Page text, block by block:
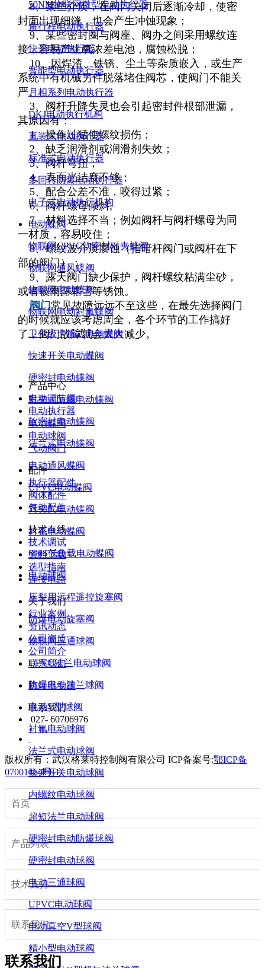
50NM物联网微型电动执行器
角行程电动执行器
快开电动执行器
智能型电动执行器
月相系列电动执行器
DKJ电动执行机构
直装式电动执行器
标准式电动执行器
多回转防爆电动执行器
电子式电动执行机构
电动蝶阀
物联网CPVC软密封对夹蝶阀
物联网通风蝶阀
物联网电动蝶阀
物联网电动衬氟蝶阀
卫生级卡箍式电动蝶阀
快速开关电动蝶阀
硬密封电动蝶阀
对夹式防爆电动蝶阀
软密封电动蝶阀
法兰式电动蝶阀
电动通风蝶阀
UPVC电动蝶阀
对夹式电动蝶阀
衬氟电动蝶阀
600S低负载电动蝶阀
电动球阀
压裂用远程遥控旋塞阀
防爆电动旋塞阀
物联网三通球阀
UPVC法兰电动球阀
防爆电动法兰球阀
电动V型球阀
衬氟电动球阀
法兰式电动球阀
快速开关电动球阀
内螺纹电动球阀
超短法兰电动球阀
硬密封电动防爆球阀
硬密封电动球阀
电动三通球阀
UPVC电动球阀
电动真空V型球阀
精小型电动球阀
8、某些介质，在阀门关闭后逐渐冷却，使密
封面出现细缝，也会产生冲蚀现象；
9、某些密封圈与阀座、阀办之间采用螺纹连
接，容易产生氧浓差电池，腐蚀松脱；
10、因焊渣、铁锈、尘土等杂质嵌入，或生产
系统中有机械另件脱落堵住阀芯，使阀门不能关
严。
3、阀杆升降失灵也会引起密封件根部泄漏，
其原因有：
1、操作过猛使螺纹损伤；
2、缺乏润滑剂或润滑剂失效；
3、阀杆弯扭；
4、表面光洁度不够；
5、配合公差不准，咬得过紧；
6、阀杆螺母倾斜;
7、材料选择不当；例如阀杆与阀杆螺母为同
一材质，容易咬住；
8、螺纹波介质腐蚀（指暗杆阀门或阀杆在下
部的阀门）；
9、露天阀门缺少保护，阀杆螺纹粘满尘砂，
或者被雨露霜雪等锈蚀。
阀门常见故障远远不至这些，在最先选择阀门
的时候就应该考虑周全，各个环节的工作搞好
了，阀门故障就会大大减少。
产品中心
电动调节阀
电动执行器
电动蝶阀
电动球阀
气动阀门
配件
执行器配件
阀体配件
气动配件
技术在线
技术调试
资料下载
选型指南
连接电路
关于我们
行业案例
资讯动态
公司资质
公司简介
联系我们
执行器专题
联系我们
027- 60706976
版权所有：武汉格莱特控制阀有限公司 ICP备案号:鄂ICP备
07001464号-1
首页
产品列表
技术支持
联系我们
联系我们